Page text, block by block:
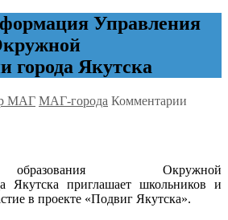
Управления
города Якутска
МАГ МАГ-города Комментарии
участие
Окружной
Якутска приглашает школьников и
в проекте «Подвиг Якутска».